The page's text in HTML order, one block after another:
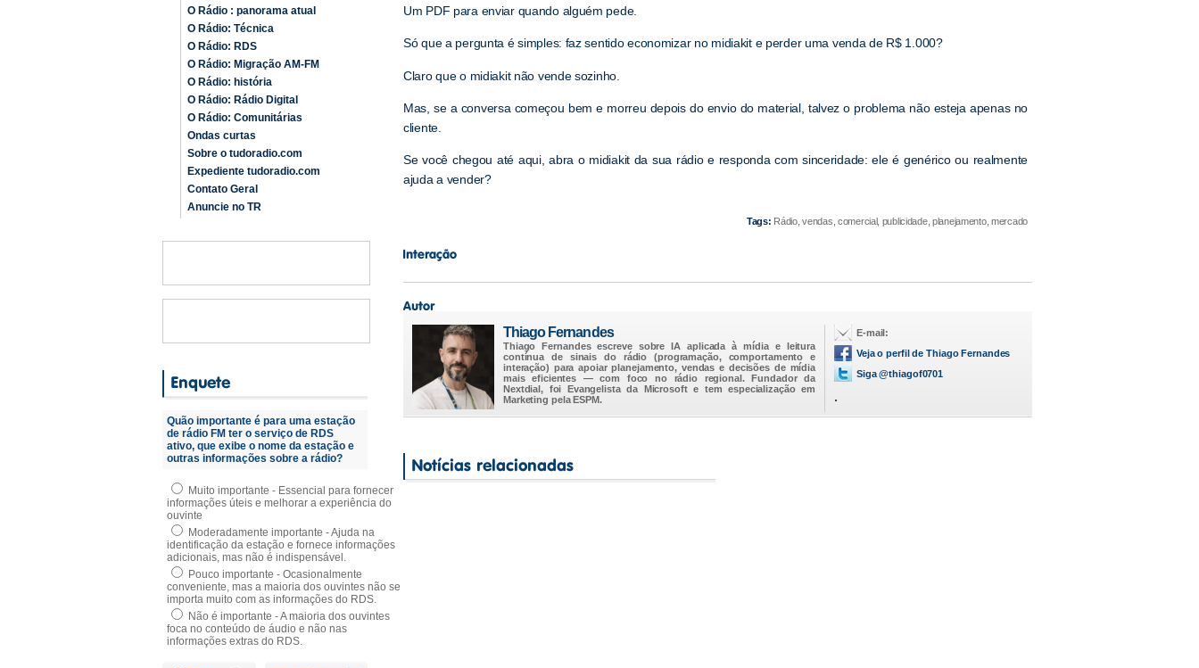
O Rádio : panorama atual
O Rádio: Técnica
O Rádio: RDS
O Rádio: Migração AM-FM
O Rádio: história
O Rádio: Rádio Digital
O Rádio: Comunitárias
Ondas curtas
Sobre o tudoradio.com
Expediente tudoradio.com
Contato Geral
Anuncie no TR
Quão importante é para uma estação
de rádio FM ter o serviço de RDS
ativo, que exibe o nome da estação e
outras informações sobre a rádio?
Muito importante - Essencial para fornecer
informações úteis e melhorar a experiência do
ouvinte
Moderadamente importante - Ajuda na
identificação da estação e fornece informações
adicionais, mas não é indispensável.
Pouco importante - Ocasionalmente
conveniente, mas a maioria dos ouvintes não se
importa muito com as informações do RDS.
Não é importante - A maioria dos ouvintes
foca no conteúdo de áudio e não nas
informações extras do RDS.
Um PDF para enviar quando alguém pede.
Só que a pergunta é simples: faz sentido economizar no midiakit e perder uma venda de R$ 1.000?
Claro que o midiakit não vende sozinho.
Mas, se a conversa começou bem e morreu depois do envio do material, talvez o problema não esteja apenas no
cliente.
Se você chegou até aqui, abra o midiakit da sua rádio e responda com sinceridade: ele é genérico ou realmente
ajuda a vender?
Tags: Rádio, vendas, comercial, publicidade, planejamento, mercado
Thiago Fernandes
Thiago Fernandes escreve sobre IA aplicada à mídia e leitura
contínua de sinais do rádio (programação, comportamento e
interação) para apoiar planejamento, vendas e decisões de mídia
mais eficientes — com foco no rádio regional. Fundador da
Nextdial, foi Evangelista da Microsoft e tem especialização em
Marketing pela ESPM.
E-mail:
Veja o perfil de Thiago Fernandes
Siga @thiagof0701
.